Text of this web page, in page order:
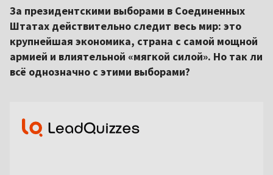
За президентскими выборами в Соединенных
Штатах действительно следит весь мир: это
крупнейшая экономика, страна с самой мощной
армией и влиятельной «мягкой силой». Но так ли
всё однозначно с этими выборами?